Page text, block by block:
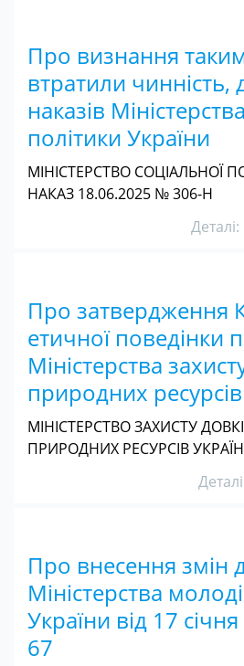
Про визнання
втратили чинність,
наказів
політики України
МІНІСТЕРСТВО СОЦІАЛЬНОЇ
НАКАЗ 18.06.2025 № 306-Н
Про затвердження
етичної поведінки
Міністерства
природних
МІНІСТЕРСТВО ЗАХИСТУ
ПРИРОДНИХ РЕСУРСІВ
Про внесення змін
Міністерства
України від 17
67